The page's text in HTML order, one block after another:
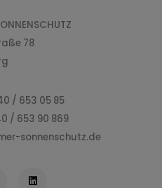
78
/ 653 05 85
/ 653 90 869
sonnenschutz.de